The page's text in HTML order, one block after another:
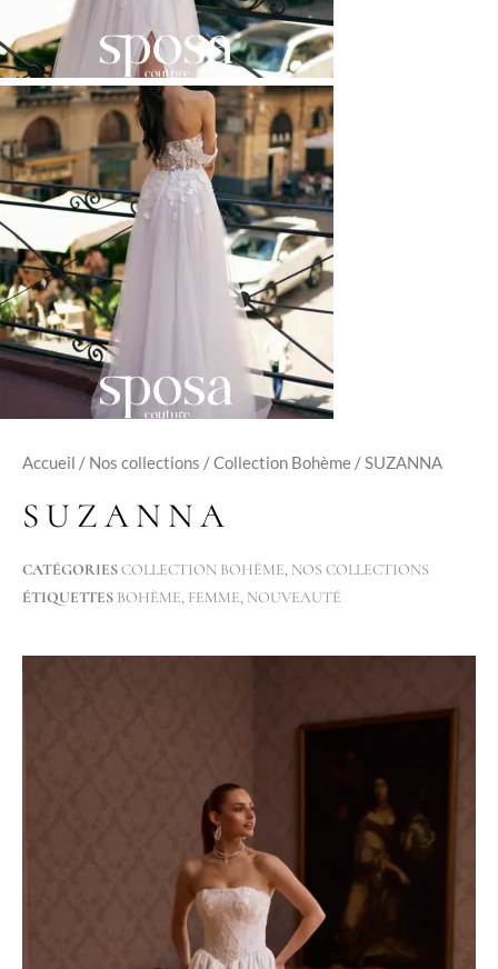
Accueil / Nos collections /Collection Bohème / SUZANNA
SUZANNA
CATÉGORIESCOLLECTION BOHÈME, NOS COLLECTIONS
ÉTIQUETTES BOHÈME, FEMME, NOUVEAUTÉ